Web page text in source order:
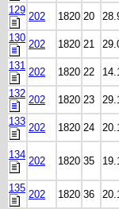
129
202 1820 20
130
202 1820 21
131
202 1820 22
132
202 1820 23
133
202 1820 24
134
202 1820 35
135
202 1820 36